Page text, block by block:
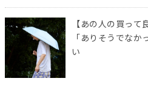
【あの人の買って
「ありそうでなか
い